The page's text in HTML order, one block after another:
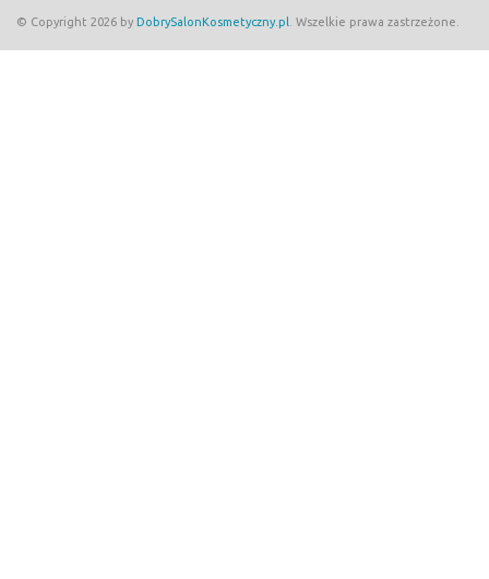
© Copyright 2026 by DobrySalonKosmetyczny.pl . Wszelkie prawa zastrzeżone.